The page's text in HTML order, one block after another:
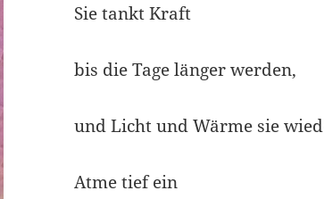
Sie tankt Kraft
bis die Tage länger werden,
und Licht und Wärme sie
Atme tief ein